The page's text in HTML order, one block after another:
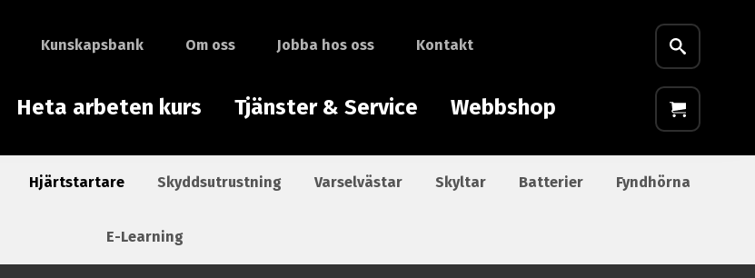
Kunskapsbank Om oss Jobba hos oss Kontakt
Heta arbeten kurs Tjänster & Service Webbshop
Hjärtstartare Skyddsutrustning Varselvästar Skyltar Batterier Fyndhörna
E-Learning